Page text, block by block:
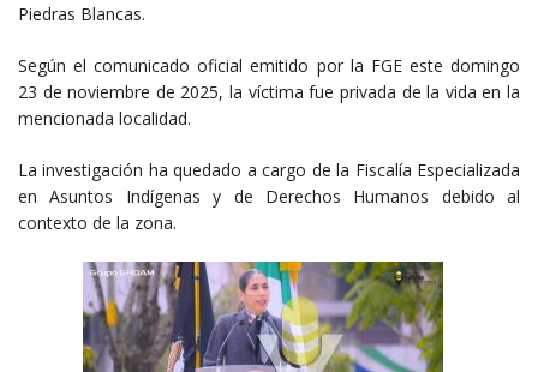
Piedras Blancas. ​
Según el comunicado oficial emitido por la FGE este domingo
23 de noviembre de 2025, la víctima fue privada de la vida en la
mencionada localidad. ​
La investigación ha quedado a cargo de la Fiscalía Especializada
en Asuntos Indígenas y de Derechos Humanos debido al
contexto de la zona.